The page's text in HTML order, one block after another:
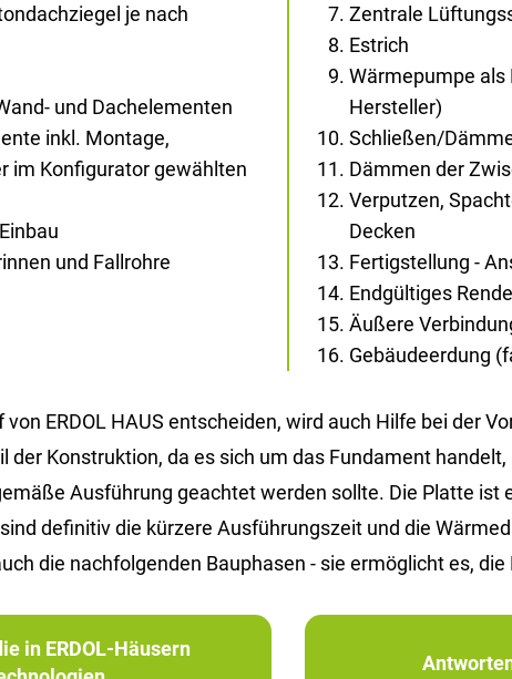
je nach
und Dachelementen
inkl. Montage,
im Konfigurator gewählten
und Fallrohre
Zentrale
Estrich
Wärmepumpe als
Hersteller)
Schließen/
Dämmen der
Verputzen,
Decken
Fertigstellung -
Endgültiges
Äußere
Gebäudeerdung
von ERDOL HAUS ent­schei­den, wird auch Hilfe bei der
der Kon­struk­ti­on, da es sich um das Fun­da­ment
Aus­füh­rung ge­ach­tet wer­den soll­te. Die Plat­te
de­fi­ni­tiv die kür­ze­re Aus­füh­rungs­zeit und die
die nach­fol­gen­den Bau­pha­sen - sie er­mög­licht es,
in ERDOL-Häusern